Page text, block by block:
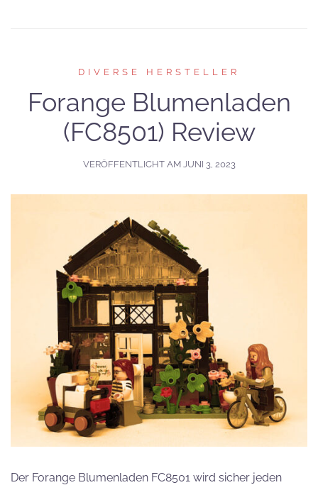
DIVERSE HERSTELLER
Forange Blumenladen
(FC8501) Review
VERÖFFENTLICHT AM JUNI 3, 2023
Der Forange Blumenladen FC8501 wird sicher jeden